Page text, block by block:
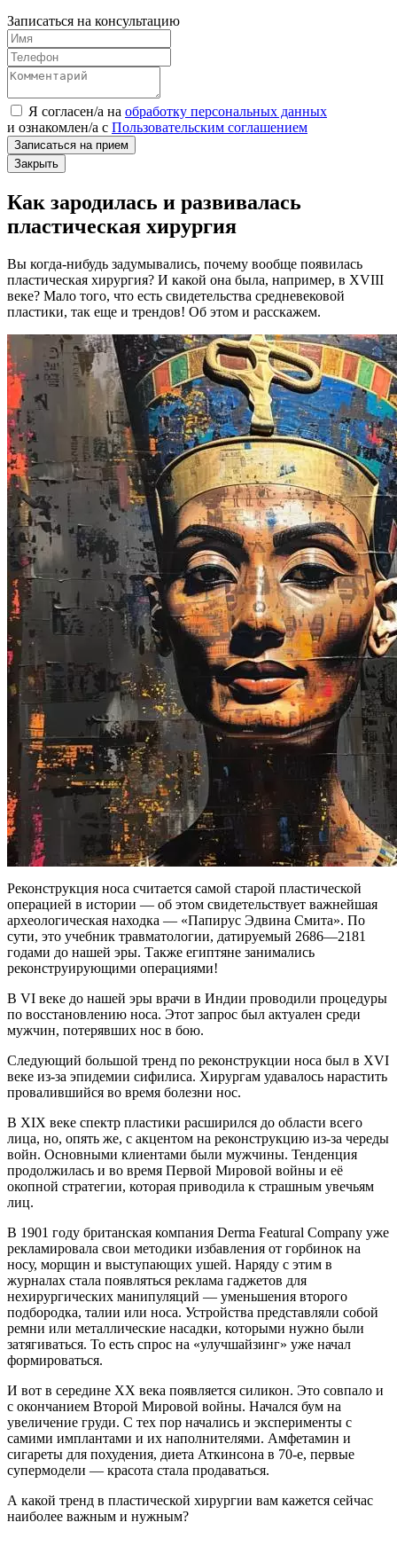
Записаться на консультацию
Я согласен/а на обработку персональных данных
и ознакомлен/а с Пользовательским соглашением
Записаться на прием
Закрыть
Как зародилась и развивалась
пластическая хирургия
Вы когда-нибудь задумывались, почему вообще появилась
пластическая хирургия? И какой она была, например, в XVIII
веке? Мало того, что есть свидетельства средневековой
пластики, так еще и трендов! Об этом и расскажем.
Реконструкция носа считается самой старой пластической
операцией в истории — об этом свидетельствует важнейшая
археологическая находка — «Папирус Эдвина Смита». По
сути, это учебник травматологии, датируемый 2686—2181
годами до нашей эры. Также египтяне занимались
реконструирующими операциями!
В VI веке до нашей эры врачи в Индии проводили процедуры
по восстановлению носа. Этот запрос был актуален среди
мужчин, потерявших нос в бою.
Следующий большой тренд по реконструкции носа был в XVI
веке из-за эпидемии сифилиса. Хирургам удавалось нарастить
провалившийся во время болезни нос.
В XIX веке спектр пластики расширился до области всего
лица, но, опять же, с акцентом на реконструкцию из-за череды
войн. Основными клиентами были мужчины. Тенденция
продолжилась и во время Первой Мировой войны и её
окопной стратегии, которая приводила к страшным увечьям
лиц.
В 1901 году британская компания Derma Featural Company уже
рекламировала свои методики избавления от горбинок на
носу, морщин и выступающих ушей. Наряду с этим в
журналах стала появляться реклама гаджетов для
нехирургических манипуляций — уменьшения второго
подбородка, талии или носа. Устройства представляли собой
ремни или металлические насадки, которыми нужно были
затягиваться. То есть спрос на «улучшайзинг» уже начал
формироваться.
И вот в середине ХХ века появляется силикон. Это совпало и
с окончанием Второй Мировой войны. Начался бум на
увеличение груди. С тех пор начались и эксперименты с
самими имплантами и их наполнителями. Амфетамин и
сигареты для похудения, диета Аткинсона в 70-е, первые
супермодели — красота стала продаваться.
А какой тренд в пластической хирургии вам кажется сейчас
наиболее важным и нужным?